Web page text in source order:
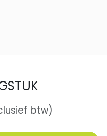
btw)